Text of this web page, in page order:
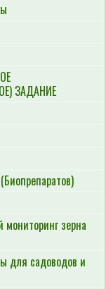
ЗАДАНИЕ
мониторинг зерна
для садоводов и